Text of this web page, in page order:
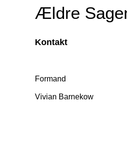
Ældre
Kontakt
Formand
Vivian Barnekow